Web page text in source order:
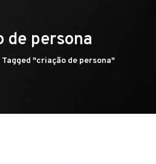
de persona
Tagged "criação de persona"